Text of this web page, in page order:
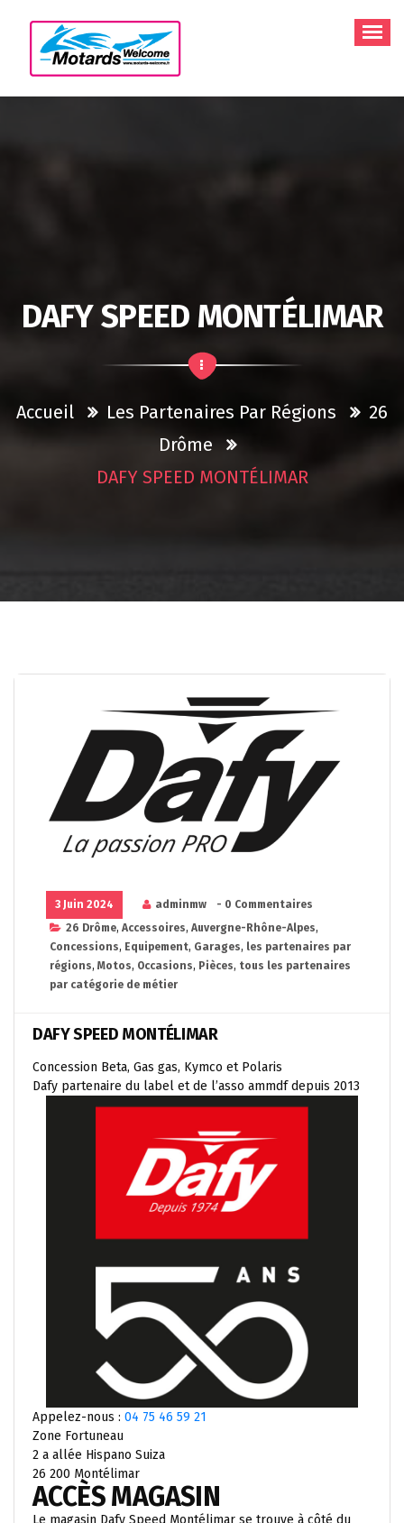
contenu
DAFY SPEED MONTÉLIMAR
Accueil Les Partenaires Par Régions
26
Drôme
DAFY SPEED MONTÉLIMAR
3 Juin 2024 adminmw
- 0 Commentaires
26 Drôme, Accessoires, Auvergne-Rhône-Alpes,
Concessions, Equipement, Garages, les partenaires par
régions, Motos, Occasions, Pièces, tous les partenaires
par catégorie de métier
DAFY SPEED MONTÉLIMAR
Concession Beta, Gas gas, Kymco et Polaris
Dafy partenaire du label et de l’asso ammdf depuis 2013
Appelez-nous : 04 75 46 59 21
Zone Fortuneau
2 a allée Hispano Suiza
26 200 Montélimar
ACCÈS MAGASIN
Le magasin Dafy Speed Montélimar se trouve à côté du